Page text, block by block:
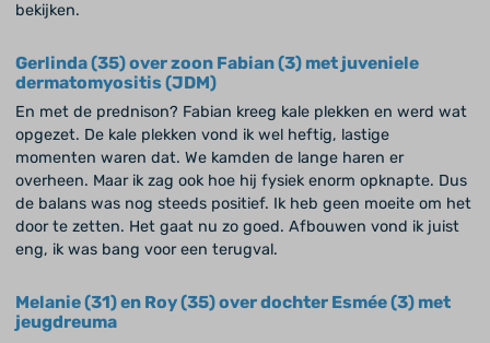
bekijken.
Gerlinda (35) over zoon Fabian (3) met juveniele
dermatomyositis (JDM)
En met de prednison? Fabian kreeg kale plekken en werd wat
opgezet. De kale plekken vond ik wel heftig, lastige
momenten waren dat. We kamden de lange haren er
overheen. Maar ik zag ook hoe hij fysiek enorm opknapte. Dus
de balans was nog steeds positief. Ik heb geen moeite om het
door te zetten. Het gaat nu zo goed. Afbouwen vond ik juist
eng, ik was bang voor een terugval.
Melanie (31) en Roy (35) over dochter Esmée (3) met
jeugdreuma